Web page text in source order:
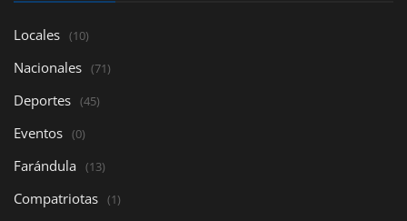
Locales (10)
Nacionales (71)
Deportes (45)
Eventos (0)
Farándula (13)
Compatriotas (1)